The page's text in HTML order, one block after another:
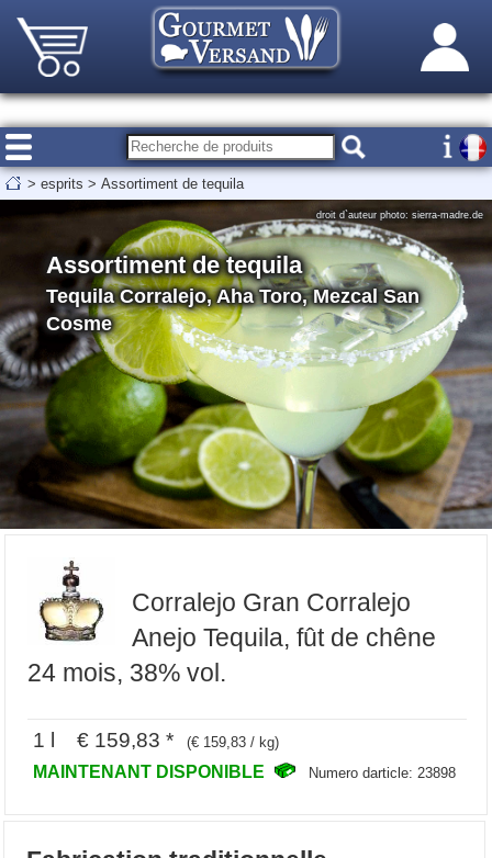
> esprits > Assortiment de tequila
Assortiment de tequila
Tequila Corralejo, Aha Toro, Mezcal San
Cosme
droit d`auteur photo: sierra-madre.de
Corralejo Gran Corralejo
Anejo Tequila, fût de chêne
24 mois, 38% vol.
1 l € 159,83 * (€ 159,83 / kg)
MAINTENANT DISPONIBLE Numero darticle: 23898